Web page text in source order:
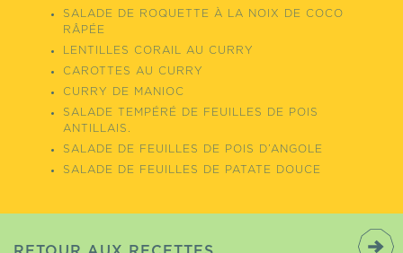
SALADE DE ROQUETTE À LA NOIX DE COCO
RÂPÉE
LENTILLES CORAIL AU CURRY
CAROTTES AU CURRY
CURRY DE MANIOC
SALADE TEMPÉRÉ DE FEUILLES DE POIS
ANTILLAIS.
SALADE DE FEUILLES DE POIS D’ANGOLE
SALADE DE FEUILLES DE PATATE DOUCE